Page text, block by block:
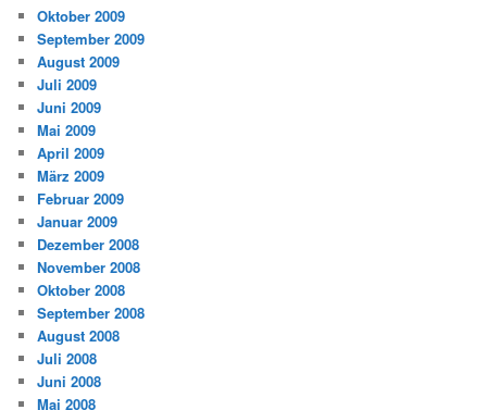
Oktober 2009
September 2009
August 2009
Juli 2009
Juni 2009
Mai 2009
April 2009
März 2009
Februar 2009
Januar 2009
Dezember 2008
November 2008
Oktober 2008
September 2008
August 2008
Juli 2008
Juni 2008
Mai 2008